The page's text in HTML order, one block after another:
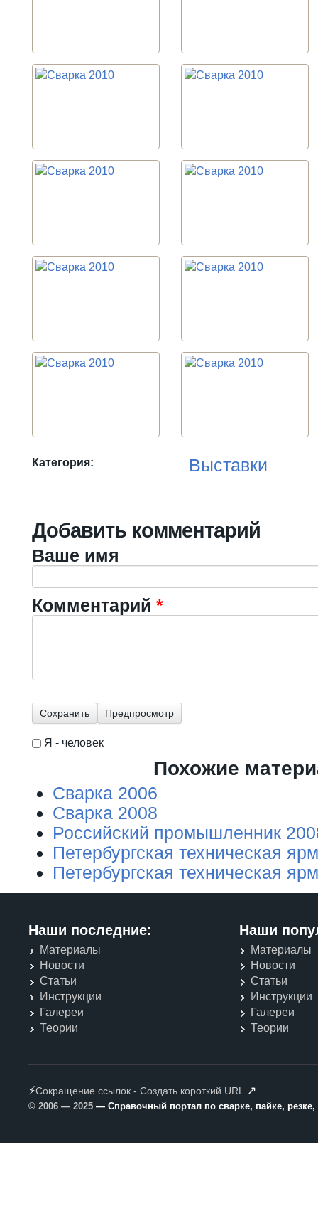
Категория: Выставки
Добавить комментарий
Ваше имя
Комментарий *
Я - человек
Похожие
Сварка 2006
Сварка 2008
Российский промышленник
Петербургская техническая
Петербургская техническая
Наши последние:
Материалы
Новости
Статьи
Инструкции
Галереи
Теории
Наши
Материалы
Новости
Статьи
Инструкции
Галереи
Теории
⚡Сокращение ссылок - Создать короткий URL ↗
© 2006 — 2025 — Справочный портал по сварке, пайке,